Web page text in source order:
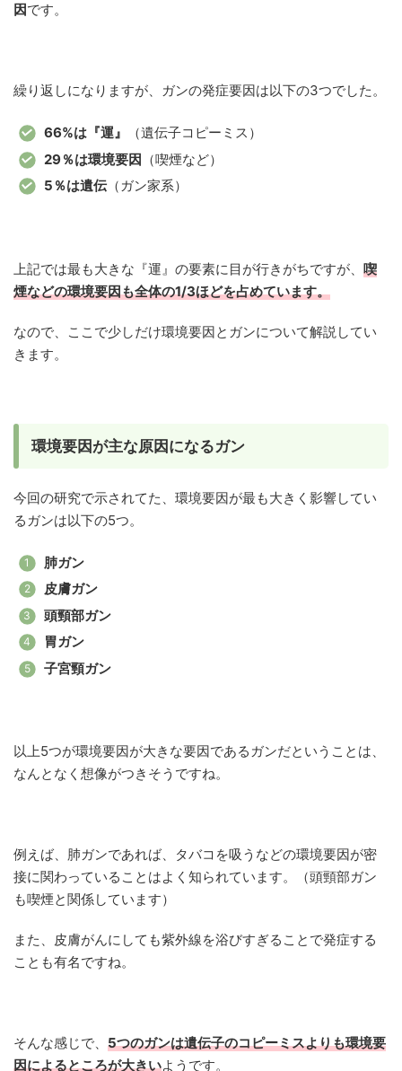
因です。
繰り返しになりますが、ガンの発症要因は以下の3つでした。
66%は『運』
（遺伝子コピーミス）
29％は環境要因 （喫煙など）
5％は遺伝（ガン家系）
上記では最も大きな『運』の要素に目が行きがちですが、 喫
煙などの環境要因も全体の1/3ほどを占めています。
なので、ここで少しだけ環境要因とガンについて解説してい
きます。
環境要因が主な原因になるガン
今回の研究で示されてた、環境要因が最も大きく影響してい
るガンは以下の5つ。
肺ガン
皮膚ガン
頭頸部ガン
胃ガン
子宮頸ガン
以上5つが環境要因が大きな要因であるガンだということは、
なんとなく想像がつきそうですね。
例えば、肺ガンであれば、タバコを吸うなどの環境要因が密
接に関わっていることはよく知られています。（頭頸部ガン
も喫煙と関係しています）
また、皮膚がんにしても紫外線を浴びすぎることで発症する
ことも有名ですね。
そんな感じで、 5つのガンは遺伝子のコピーミスよりも環境要
因によるところが大きいようです。